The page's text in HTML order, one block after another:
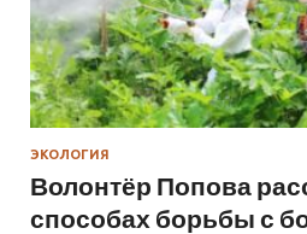
ЭКОЛОГИЯ
Волонтёр Попова
способах борьбы с